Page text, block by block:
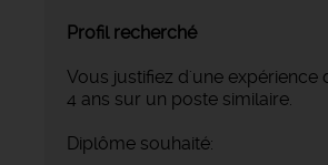
Profil recherché
Vous justifiez d'une expérience
4 ans sur un poste similaire.
Diplôme souhaité: